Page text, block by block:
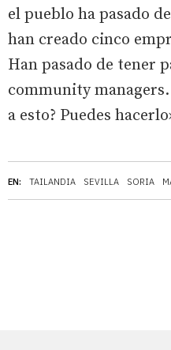
EN: TAILANDIA SEVILLA SORIA
el pueblo ha pasado
han creado cinco
Han pasado de tener
community
a esto? Puedes